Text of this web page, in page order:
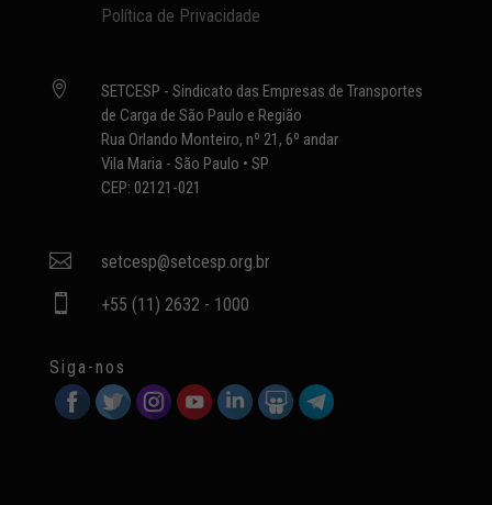
Política de Privacidade

SETCESP - Sindicato das Empresas de Transportes
de Carga de São Paulo e Região
Rua Orlando Monteiro, nº 21, 6º andar
Vila Maria - São Paulo • SP
CEP: 02121-021
 setcesp@setcesp.org.br
 +55 (11) 2632 - 1000
Siga-nos